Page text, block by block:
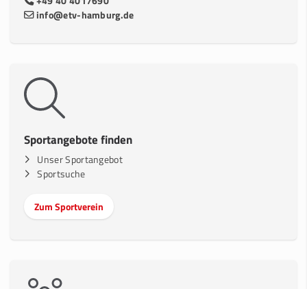
info@etv-hamburg.de
Sportangebote finden
Unser Sportangebot
Sportsuche
Zum Sportverein